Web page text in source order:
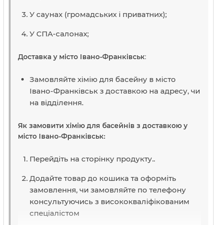
У саунах (громадських і приватних);
У СПА-салонах;
Доставка у місто Івано-Франківськ:
Замовляйте хімію для басейну в місто
Івано-Франківськ з доставкою на адресу, чи
на відділення.
Як замовити хімію для басейнів з доставкою у
місто Івано-Франківськ:
Перейдіть на сторінку продукту..
Додайте товар до кошика та оформіть
замовлення, чи замовляйте по телефону
консультуючись з висококваліфікованим
спеціалістом